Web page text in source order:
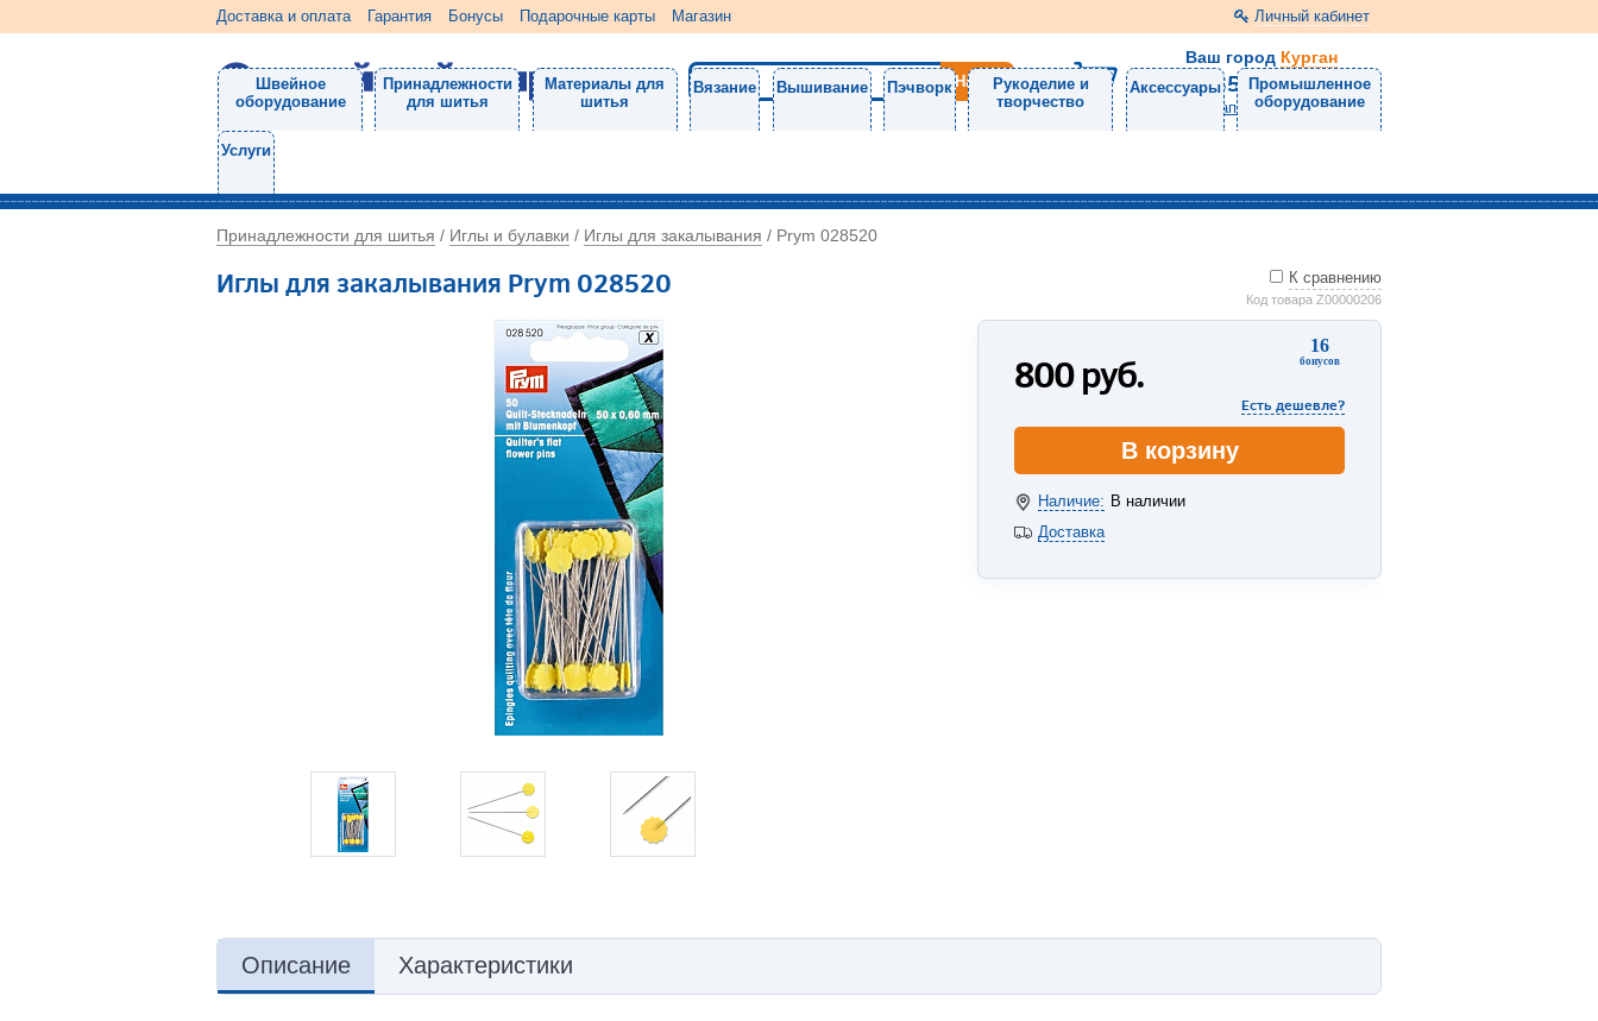
Доставка и оплата Гарантия Бонусы Подарочные карты Магазин Личный кабинет
Ваш город Курган
8 (3522) 46-05-10
Напишите нам
Швейное
оборудование
Принадлежности
для шитья
Материалы для
шитья
Вязание Вышивание Пэчворк
Рукоделие и
творчество
Аксессуары
Промышленное
оборудование
Услуги
Принадлежности для шитья / Иглы и булавки / Иглы для закалывания / Prym 028520
Иглы для закалывания Prym 028520 К сравнению
Код товара Z00000206
16
бонусов
800руб.
Есть дешевле?
В корзину
Наличие: В наличии
Доставка
Описание Характеристики